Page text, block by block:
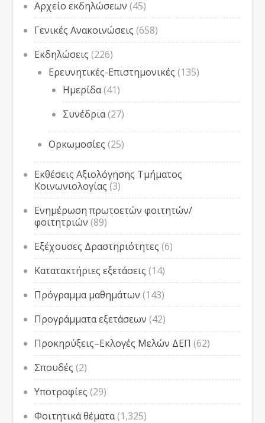
Αρχείο εκδηλώσεων (45)
Γενικές Ανακοινώσεις (658)
Εκδηλώσεις (226)
Ερευνητικές-Επιστημονικές (135)
Ημερίδα(41)
Συνέδρια(27)
Ορκωμοσίες (25)
Εκθέσεις Αξιολόγησης Τμήματος
Κοινωνιολογίας (3)
Ενημέρωση πρωτοετών φοιτητών/
φοιτητριών (89)
Εξέχουσες Δραστηριότητες (6)
Κατατακτήριες εξετάσεις (14)
Πρόγραμμα μαθημάτων (143)
Προγράμματα εξετάσεων (42)
Προκηρύξεις–Εκλογές Μελών ΔΕΠ (62)
Σπουδές (2)
Υποτροφίες (29)
Φοιτητικά θέματα(1,325)